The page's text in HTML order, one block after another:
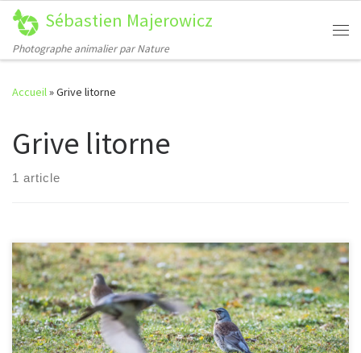
Passer au contenu
Sébastien Majerowicz
Photographe animalier par Nature
Accueil»Grive litorne
Grive litorne
1 article
[…]